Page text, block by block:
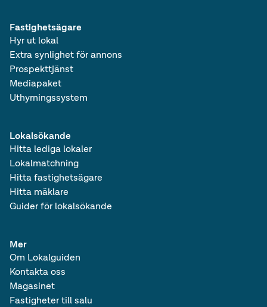
Lokalsökande
Hitta lediga lokaler
Lokalmatchning
Hitta fastighetsägare
Hitta mäklare
Guider för lokalsökande
Fastighetsägare
Hyr ut lokal
Extra synlighet för annons
Prospekttjänst
Mediapaket
Uthyrningssystem
Mer
Om Lokalguiden
Kontakta oss
Magasinet
Fastigheter till salu